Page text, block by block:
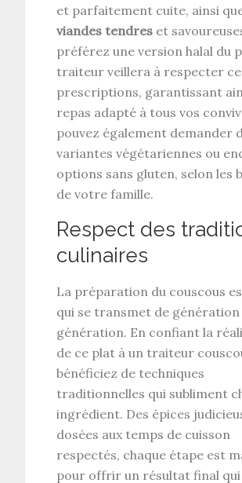
et parfaitement cuite, ainsi
viandes tendres et
préférez une version halal du
traiteur veillera à respecter
prescriptions, garantissant
repas adapté à tous vos
pouvez également demander
variantes végétariennes ou
options sans gluten, selon les
de votre famille.
Respect des
culinaires
La préparation du couscous
qui se transmet de génération
génération. En confiant la
de ce plat à un traiteur
bénéficiez de techniques
traditionnelles qui subliment
ingrédient. Des épices
dosées aux temps de cuisson
respectés, chaque étape est
pour offrir un résultat final